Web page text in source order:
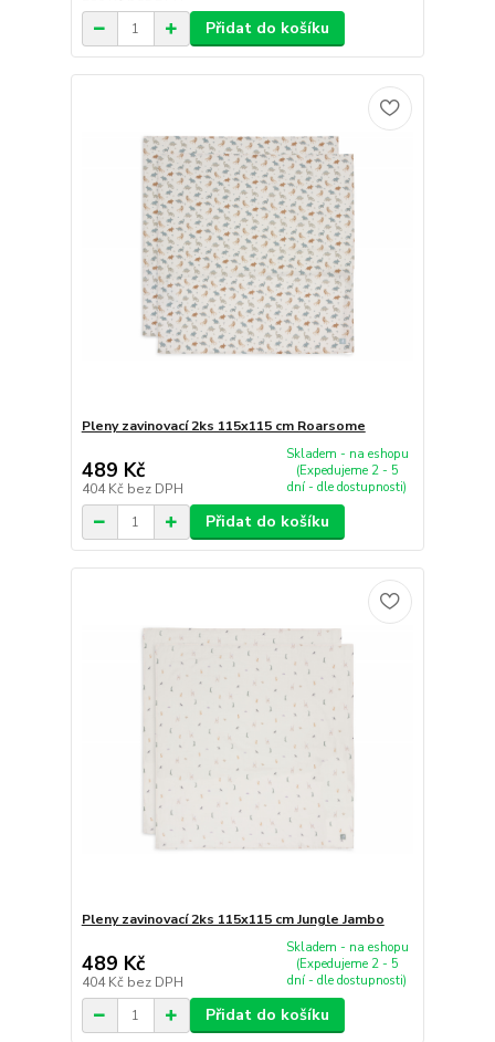
Přidat do košíku
Pleny zavinovací 2ks 115x115 cm Roarsome
489 Kč
404 Kč bez DPH
Skladem - na eshopu
(Expedujeme 2 - 5
dní - dle dostupnosti)
Přidat do košíku
Pleny zavinovací 2ks 115x115 cm Jungle Jambo
489 Kč
404 Kč bez DPH
Skladem - na eshopu
(Expedujeme 2 - 5
dní - dle dostupnosti)
Přidat do košíku